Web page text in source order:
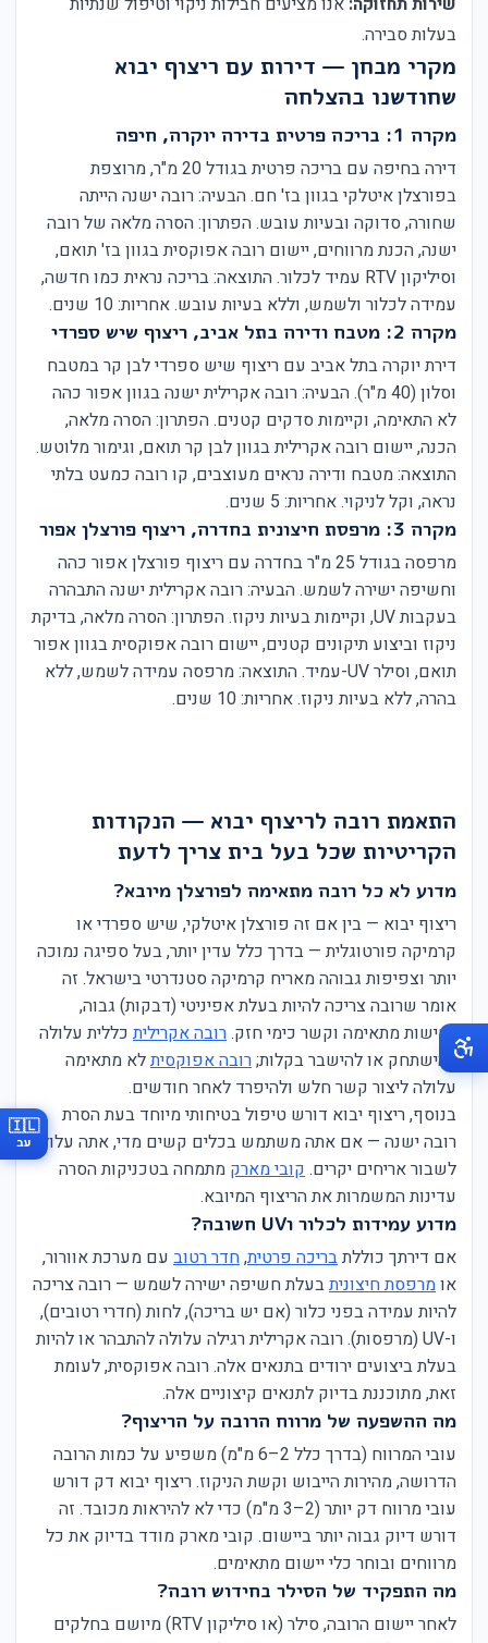
בעלות סבירה.
מקרי מבחן — דירות עם ריצוף יבוא
שחודשנו בהצלחה
מקרה 1: בריכה פרטית בדירה יוקרה, חיפה
דירה בחיפה עם בריכה פרטית בגודל 20 מ"ר, מרוצפת
בפורצלן איטלקי בגוון בז' חם. הבעיה: רובה ישנה הייתה
שחורה, סדוקה ובעיות עובש. הפתרון: הסרה מלאה של רובה
ישנה, הכנת מרווחים, יישום רובה אפוקסית בגוון בז' תואם,
וסיליקון RTV עמיד לכלור. התוצאה: בריכה נראית כמו חדשה,
עמידה לכלור ולשמש, וללא בעיות עובש. אחריות: 10 שנים.
מקרה 2: מטבח ודירה בתל אביב, ריצוף שיש ספרדי
דירת יוקרה בתל אביב עם ריצוף שיש ספרדי לבן קר במטבח
וסלון (40 מ"ר). הבעיה: רובה אקרילית ישנה בגוון אפור כהה
לא התאימה, וקיימות סדקים קטנים. הפתרון: הסרה מלאה,
הכנה, יישום רובה אקרילית בגוון לבן קר תואם, וגימור מלוטש.
התוצאה: מטבח ודירה נראים מעוצבים, קו רובה כמעט בלתי
נראה, וקל לניקוי. אחריות: 5 שנים.
מקרה 3: מרפסת חיצונית בחדרה, ריצוף פורצלן אפור
מרפסה בגודל 25 מ"ר בחדרה עם ריצוף פורצלן אפור כהה
וחשיפה ישירה לשמש. הבעיה: רובה אקרילית ישנה התבהרה
בעקבות UV, וקיימות בעיות ניקוז. הפתרון: הסרה מלאה, בדיקת
ניקוז וביצוע תיקונים קטנים, יישום רובה אפוקסית בגוון אפור
תואם, וסילר UV-עמיד. התוצאה: מרפסה עמידה לשמש, ללא
בהרה, ללא בעיות ניקוז. אחריות: 10 שנים.
התאמת רובה לריצוף יבוא — הנקודות
הקריטיות שכל בעל בית צריך לדעת
מדוע לא כל רובה מתאימה לפורצלן מיובא?
ריצוף יבוא — בין אם זה פורצלן איטלקי, שיש ספרדי או
קרמיקה פורטוגלית — בדרך כלל עדין יותר, בעל ספיגה נמוכה
יותר וצפיפות גבוהה מאריח קרמיקה סטנדרטי בישראל. זה
אומר שרובה צריכה להיות בעלת אפיניטי (דבקות) גבוה,
גמישות מתאימה וקשר כימי חזק.רובה אקריליתכללית עלולה
להישתחק או להישבר בקלות;רובה אפוקסיתלא מתאימה
עלולה ליצור קשר חלש ולהיפרד לאחר חודשים.
בנוסף, ריצוף יבוא דורש טיפול בטיחותי מיוחד בעת הסרת
רובה ישנה — אם אתה משתמש בכלים קשים מדי, אתה עלול
לשבור אריחים יקרים. קובי מארק מתמחה בטכניקות הסרה
עדינות המשמרות את הריצוף המיובא.
מדוע עמידות לכלור וUV חשובה?
אם דירתך כוללתבריכה פרטית,חדר רטוב עם מערכת אוורור,
אומרפסת חיצוניתבעלת חשיפה ישירה לשמש — רובה צריכה
להיות עמידה בפני כלור (אם יש בריכה), לחות (חדרי רטובים),
ו-UV (מרפסות). רובה אקרילית רגילה עלולה להתבהר או להיות
בעלת ביצועים ירודים בתנאים אלה. רובה אפוקסית, לעומת
זאת, מתוכננת בדיוק לתנאים קיצוניים אלה.
מה ההשפעה של מרווח הרובה על הריצוף?
עובי המרווח (בדרך כלל 2–6 מ"מ) משפיע על כמות הרובה
הדרושה, מהירות הייבוש וקשת הניקוז. ריצוף יבוא דק דורש
עובי מרווח דק יותר (2–3 מ"מ) כדי לא להיראות מכובד. זה
דורש דיוק גבוה יותר ביישום. קובי מארק מודד בדיוק את כל
מרווחים ובוחר כלי יישום מתאימים.
מה התפקיד של הסילר בחידוש רובה?
לאחר יישום הרובה, סילר (או סיליקון RTV) מיושם בחלקים
🇮🇱
עב